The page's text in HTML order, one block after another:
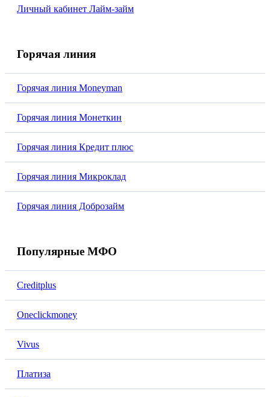
Личный кабинет Лайм-займ
Горячая линия
Горячая линия Moneyman
Горячая линия Монеткин
Горячая линия Кредит плюс
Горячая линия Микроклад
Горячая линия Доброзайм
Популярные МФО
Creditplus
Oneclickmoney
Vivus
Платиза